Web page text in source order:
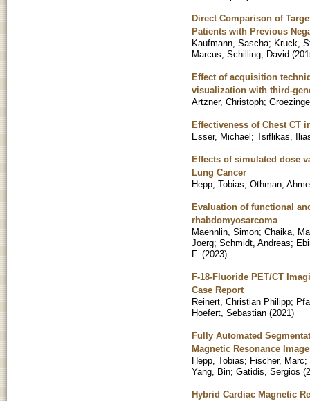
Direct Comparison of
Patients with Previous
Kaufmann, Sascha; Kruck,
Marcus; Schilling, David (
Effect of acquisition
visualization with third-
Artzner, Christoph;
Effectiveness of Chest CT
Esser, Michael; Tsiflikas,
Effects of simulated dose
Lung Cancer
Hepp, Tobias; Othman,
Evaluation of functional
rhabdomyosarcoma
Maennlin, Simon; Chaika,
Joerg; Schmidt, Andreas;
F. (2023)
F-18-Fluoride PET/CT
Case Report
Reinert, Christian Philipp;
Hoefert, Sebastian (2021)
Fully Automated
Magnetic Resonance
Hepp, Tobias; Fischer, Marc;
Yang, Bin; Gatidis, Sergios (
Hybrid Cardiac Magnetic